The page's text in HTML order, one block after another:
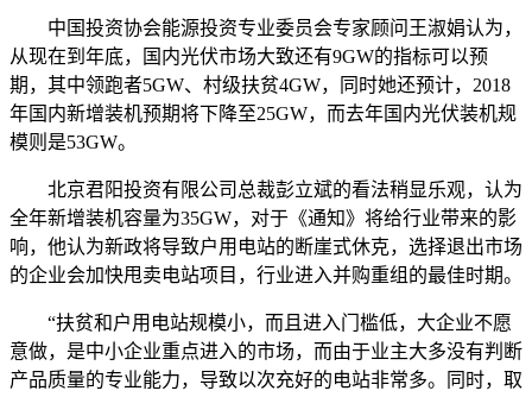
中国投资协会能源投资专业委员会专家顾问王淑娟认为，
从现在到年底，国内光伏市场大致还有9GW的指标可以预
期，其中领跑者5GW、村级扶贫4GW，同时她还预计，2018
年国内新增装机预期将下降至25GW，而去年国内光伏装机规
模则是53GW。
北京君阳投资有限公司总裁彭立斌的看法稍显乐观，认为
全年新增装机容量为35GW，对于《通知》将给行业带来的影
响，他认为新政将导致户用电站的断崖式休克，选择退出市场
的企业会加快甩卖电站项目，行业进入并购重组的最佳时期。
“扶贫和户用电站规模小，而且进入门槛低，大企业不愿
意做，是中小企业重点进入的市场，而由于业主大多没有判断
产品质量的专业能力，导致以次充好的电站非常多。同时，取